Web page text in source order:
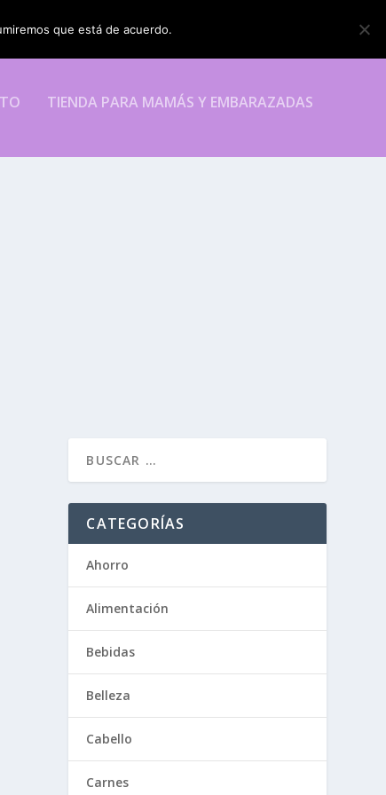
TIENDA PARA MAMÁS Y EMBARAZADAS
CATEGORÍAS
Ahorro
Alimentación
Bebidas
Belleza
Cabello
Carnes
que está de acuerdo.